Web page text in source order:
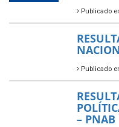
Publicado
Publicado
– PNAB